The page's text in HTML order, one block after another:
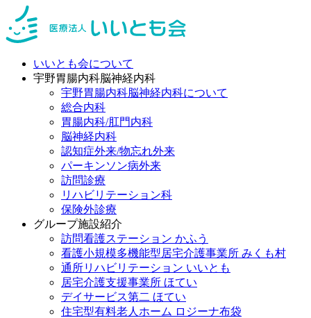
いいとも会について
宇野胃腸内科脳神経内科
宇野胃腸内科脳神経内科について
総合内科
胃腸内科/肛門内科
脳神経内科
認知症外来/物忘れ外来
パーキンソン病外来
訪問診療
リハビリテーション科
保険外診療
グループ施設紹介
訪問看護ステーション かふう
看護小規模多機能型居宅介護事業所 みくも村
通所リハビリテーション いいとも
居宅介護支援事業所 ほてい
デイサービス第二 ほてい
住宅型有料老人ホーム ロジーナ布袋